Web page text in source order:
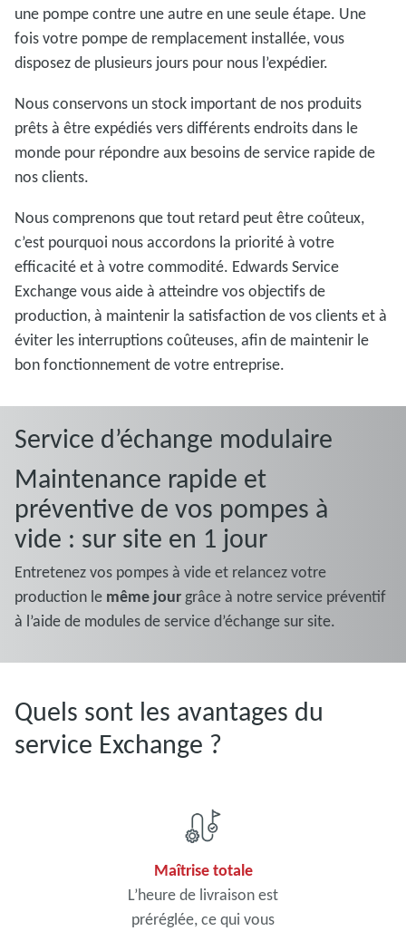
une pompe contre une autre en une seule étape. Une
fois votre pompe de remplacement installée, vous
disposez de plusieurs jours pour nous l’expédier.
Nous conservons un stock important de nos produits
prêts à être expédiés vers différents endroits dans le
monde pour répondre aux besoins de service rapide de
nos clients.
Nous comprenons que tout retard peut être coûteux,
c’est pourquoi nous accordons la priorité à votre
efficacité et à votre commodité. Edwards Service
Exchange vous aide à atteindre vos objectifs de
production, à maintenir la satisfaction de vos clients et à
éviter les interruptions coûteuses, afin de maintenir le
bon fonctionnement de votre entreprise.
Service d’échange modulaire
Maintenance rapide et
préventive de vos pompes à
vide : sur site en 1 jour
Entretenez vos pompes à vide et relancez votre
production le même jour grâce à notre service préventif
à l’aide de modules de service d’échange sur site.
Quels sont les avantages du
service Exchange ?
Maîtrise totale
L’heure de livraison est
préréglée, ce qui vous